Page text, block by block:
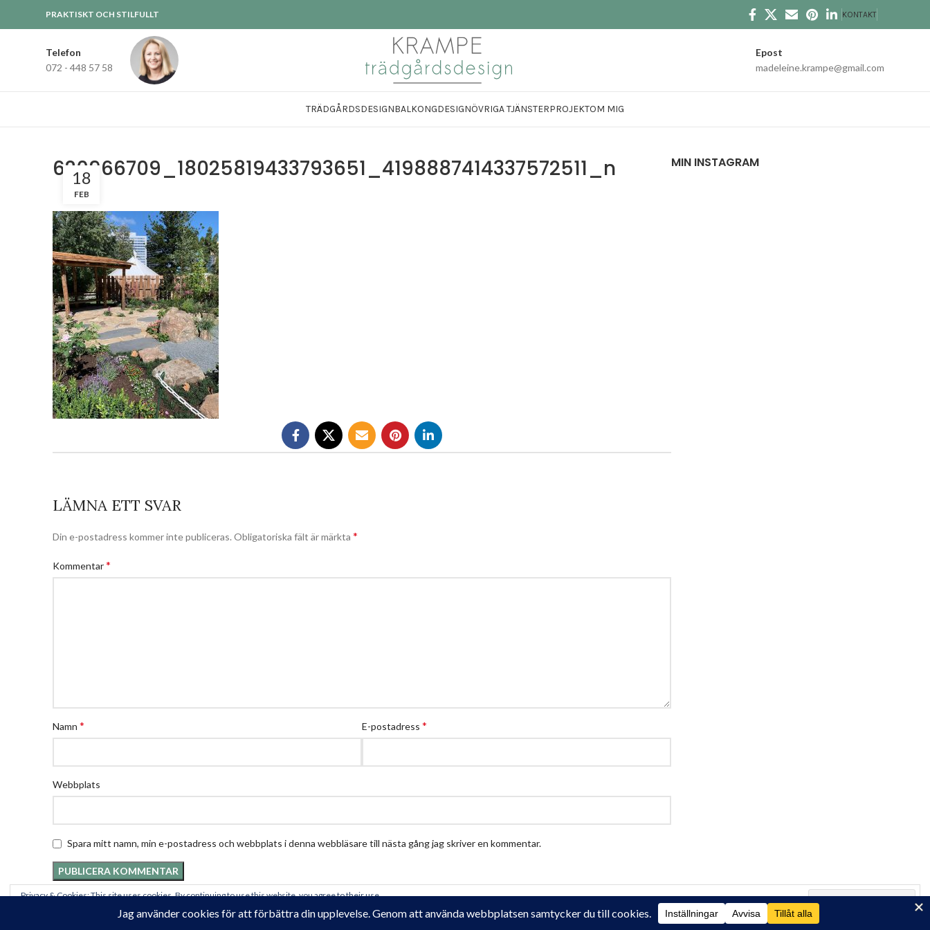
PRAKTISKT OCH STILFULLT KONTAKT
Telefon
072 - 448 57 58
Epost
madeleine.krampe@gmail.com
TRÄDGÅRDSDESIGNBALKONGDESIGNÖVRIGA TJÄNSTERPROJEKTOM MIG
620966709_18025819433793651_4198887414337572511_n
18
FEB
LÄMNA ETT SVAR
Din e-postadress kommer inte publiceras. Obligatoriska fält är märkta *
Kommentar*
Namn * E-postadress *
Webbplats
Spara mitt namn, min e-postadress och webbplats i denna webbläsare till nästa gång jag skriver en kommentar.
MIN INSTAGRAM
Privacy & Cookies: This site uses cookies. By continuing to use this website, you agree to their use.
To find out more, including how to control cookies, see here: Cookie-policy